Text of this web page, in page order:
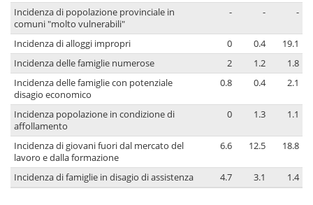
Incidenza di popolazione provinciale in
comuni "molto vulnerabili"
- - -
Incidenza di alloggi impropri 0 0.4
19.1
Incidenza delle famiglie numerose
2 1.2
1.8
Incidenza delle famiglie con potenziale
disagio economico
0.8 0.4 2.1
Incidenza popolazione in condizione di
affollamento
0 1.3 1.1
Incidenza di giovani fuori dal mercato del
lavoro e dalla formazione
6.6 12.5 18.8
Incidenza di famiglie in disagio di assistenza 4.7 3.1 1.4